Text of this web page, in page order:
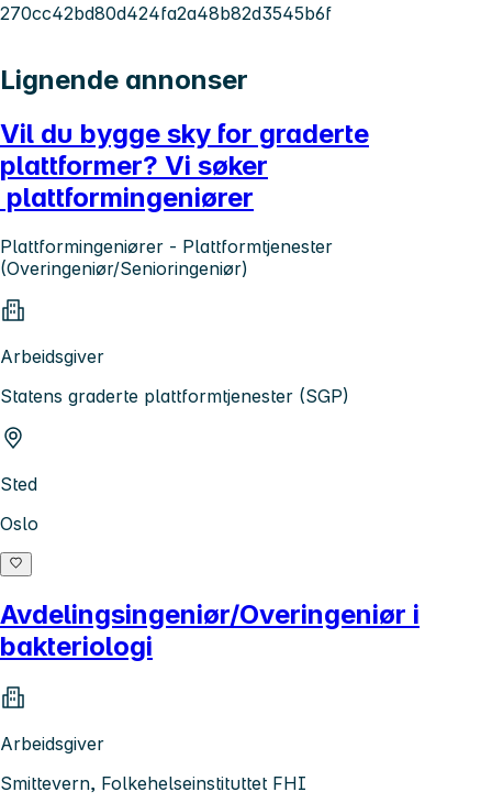
270cc42bd80d424fa2a48b82d3545b6f
Lignende annonser
Vil du bygge sky for graderte
plattformer? Vi søker
plattformingeniører
Plattformingeniører - Plattformtjenester
(Overingeniør/Senioringeniør)
Arbeidsgiver
Statens graderte plattformtjenester (SGP)
Sted
Oslo
Avdelingsingeniør/Overingeniør i
bakteriologi
Arbeidsgiver
Smittevern, Folkehelseinstituttet FHI